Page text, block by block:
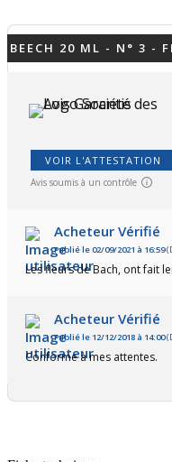
BEECH 20 ML - N° 3 -
VOIR L'ATTESTATION
Avis soumis à un contrôle
Acheteur Vérifié
Publié le 02/09/2021 à 16:59
Les fleurs de Bach, ont fait
Acheteur Vérifié
Publié le 12/12/2018 à 14:00
Conforme à mes attentes.